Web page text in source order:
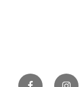
Facebook